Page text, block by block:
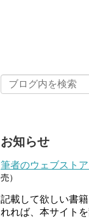
お知らせ
筆者のウェブストア
売）
記載して欲しい書
れれば、本サイト